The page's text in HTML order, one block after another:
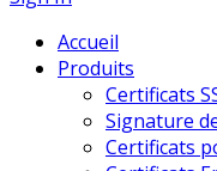
Accueil
Produits
Certificats
Signature
Certificats